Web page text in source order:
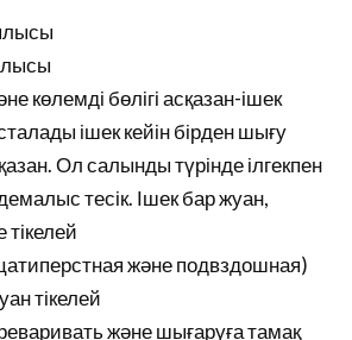
көлемді бөлігі асқазан-ішек
ішек кейін бірден шығу
Ол салынды түрінде ілгекпен
тесік. Ішек бар жуан,
тікелей
және подвздошная)
тікелей
және шығаруға тамақ